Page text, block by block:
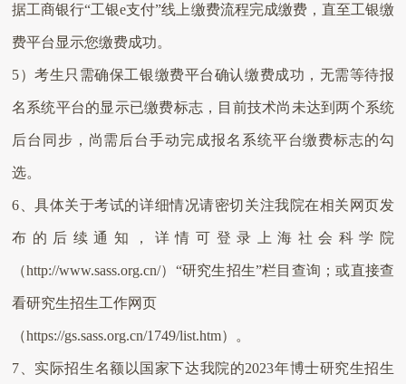
据工商银行“工银e支付”线上缴费流程完成缴费，直至工银缴
费平台显示您缴费成功。
5）考生只需确保工银缴费平台确认缴费成功，无需等待报
名系统平台的显示已缴费标志，目前技术尚未达到两个系统
后台同步，尚需后台手动完成报名系统平台缴费标志的勾
选。
6 、具体关于考试的详细情况请密切关注我院在相关网页发
布的后续通知，详情可登录上海社会科学院
（http://www.sass.org.cn/）“研究生招生”栏目查询；或直接查
看研究生招生工作网页
（https://gs.sass.org.cn/1749/list.htm）。
7 、实际招生名额以国家下达我院的2023年博士研究生招生